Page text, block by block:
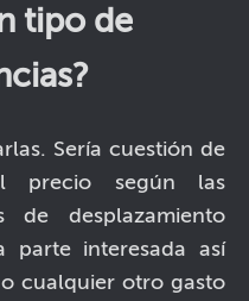
tipo de
Sería cuestión de
precio según las
de desplazamiento
interesada así
cualquier otro gasto